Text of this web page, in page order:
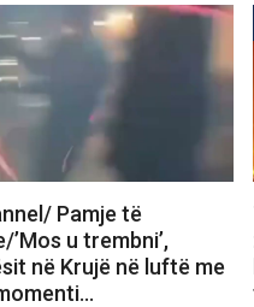
Pamje të
u trembni’,
në Krujë në luftë me